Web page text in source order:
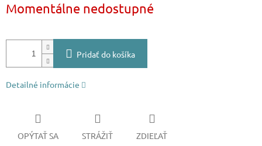
cena:
Momentálne nedostupné
Pridať do košíka
Detailné informácie
OPÝTAŤ SA STRÁŽIŤ ZDIEĽAŤ